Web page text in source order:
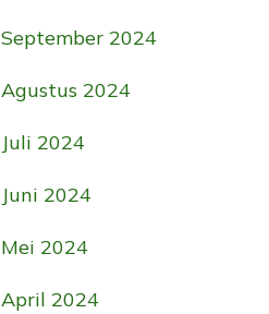
September 2024
Agustus 2024
Juli 2024
Juni 2024
Mei 2024
April 2024